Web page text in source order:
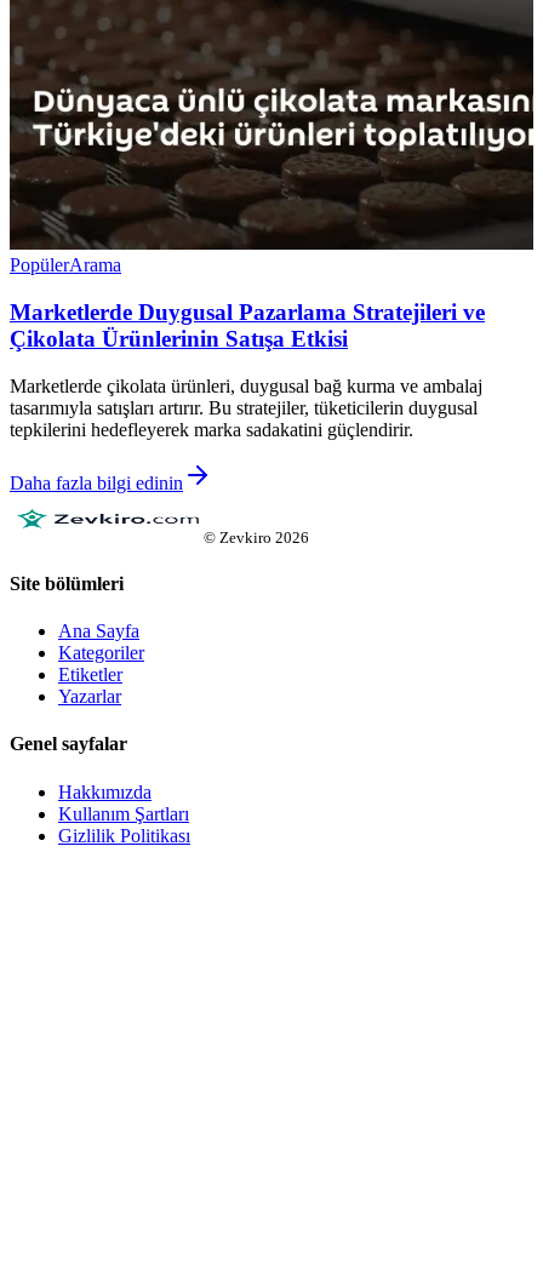
PopülerArama
Marketlerde Duygusal Pazarlama Stratejileri ve
Çikolata Ürünlerinin Satışa Etkisi
Marketlerde çikolata ürünleri, duygusal bağ kurma ve ambalaj
tasarımıyla satışları artırır. Bu stratejiler, tüketicilerin duygusal
tepkilerini hedefleyerek marka sadakatini güçlendirir.
Daha fazla bilgi edinin
© Zevkiro 2026
Site bölümleri
Ana Sayfa
Kategoriler
Etiketler
Yazarlar
Genel sayfalar
Hakkımızda
Kullanım Şartları
Gizlilik Politikası